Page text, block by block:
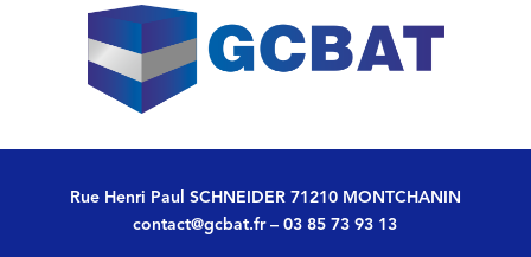
Rue Henri Paul SCHNEIDER 71210 MONTCHANIN
contact@gcbat.fr–03 85 73 93 13